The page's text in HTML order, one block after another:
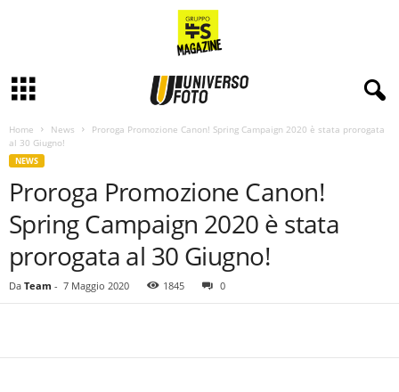
Home News
Proroga Promozione Canon! Spring Campaign 2020 è stata prorogata
al 30 Giugno!
NEWS
Proroga Promozione Canon!
Spring Campaign 2020 è stata
prorogata al 30 Giugno!
Da Team - 7 Maggio 2020 1845 0